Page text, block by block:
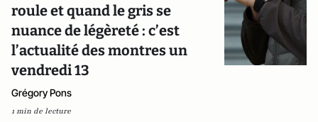
roule et quand le gris se
nuance de légèreté : c’est
l’actualité des montres un
vendredi 13
Grégory Pons
1 min de lecture